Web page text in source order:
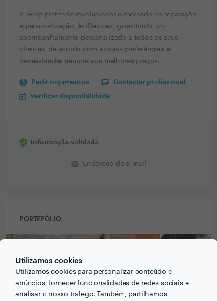
Utilizamos cookies
Utilizamos cookies para personalizar conteúdo e
anúncios, fornecer funcionalidades de redes sociais e
analisar o nosso tráfego. Também, partilhamos
A iHelp pretende revolucionar o mercado na reparação
e personalização de iDevices, garantindo um
acompanhamento personalizado a todos os seus
clientes, de acordo com as suas preferências e
necessidades sempre aos melhores preços.
Pedir orçamentos Contactar profissional
Verificar disponibilidade
Informação validada
email Endereço de e-mail
PORTEFÓLIO